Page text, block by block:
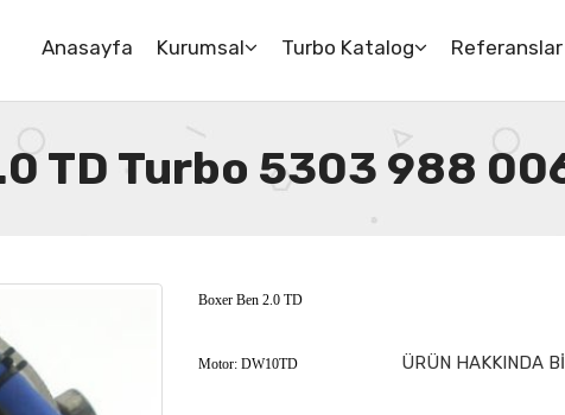
Anasayfa Kurumsal Turbo Katalog Referanslar
TD Turbo 5303 988
Boxer Ben 2.0 TD
Motor: DW10TD ÜRÜN HAKKINDA